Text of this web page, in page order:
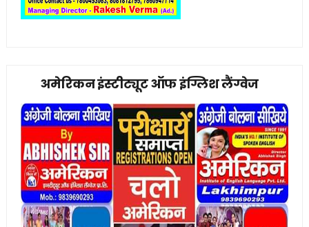
अमेरिकन इंस्टीट्यूट ऑफ इंग्लिश लैंग्वेज